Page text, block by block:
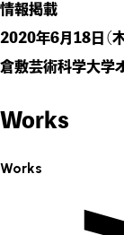
情報掲載
2020年6月18日（
倉敷芸術科学大学
Works
Works